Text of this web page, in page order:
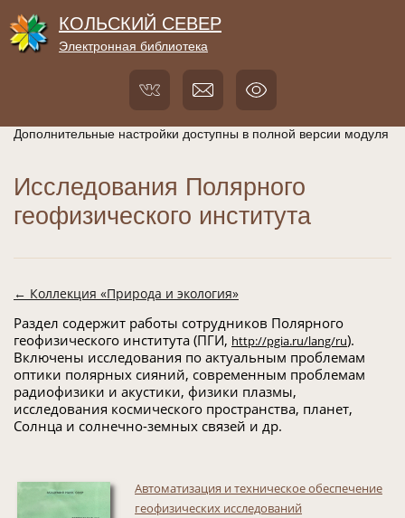
КОЛЬСКИЙ СЕВЕР
Электронная библиотека
Дополнительные настройки доступны в полной версии модуля
Исследования Полярного
геофизического института
← Коллекция «Природа и экология»
Раздел содержит работы сотрудников Полярного
геофизического института (ПГИ, http://pgia.ru/lang/ru).
Включены исследования по актуальным проблемам
оптики полярных сияний, современным проблемам
радиофизики и акустики, физики плазмы,
исследования космического пространства, планет,
Солнца и солнечно-земных связей и др.
Автоматизация и техническое обеспечение
геофизических исследований